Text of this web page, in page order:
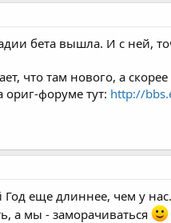
бета вышла. И с ней,
что там нового, а
ориг-форуме тут: http://
еще длиннее, чем у
а мы - заморачиваться